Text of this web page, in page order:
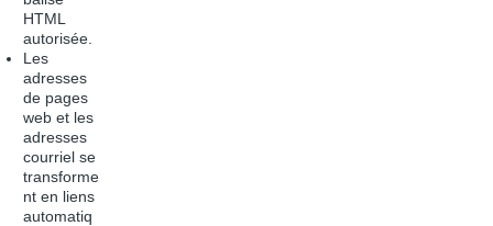
HTML
autorisée.
Les
adresses
de pages
web et les
adresses
courriel se
transforme
nt en liens
automatiq